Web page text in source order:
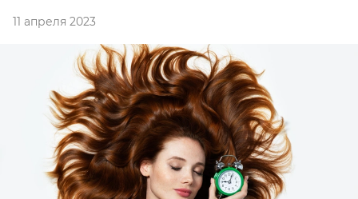
11 апреля 2023